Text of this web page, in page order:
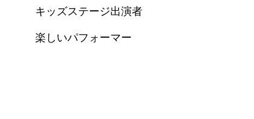
キッズステージ出演者
楽しいパフォーマー